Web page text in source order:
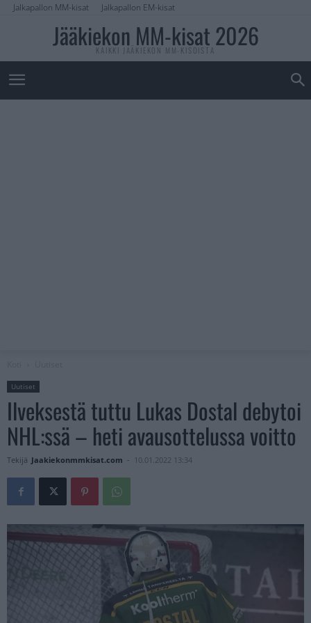
Jalkapallon MM-kisat Jalkapallon EM-kisat
Jääkiekon MM-kisat 2026
KAIKKI JÄÄKIEKON MM-KISOISTA
Uutiset
Ilveksestä tuttu Lukas Dostal debytoi
NHL:ssä – heti avausottelussa voitto
Tekijä Jaakiekonmmkisat.com - 10.01.2022 13:34